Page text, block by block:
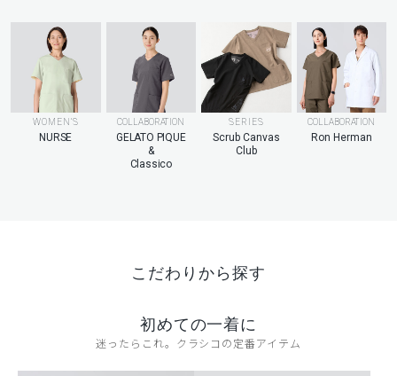
WOMEN’S
NURSE
COLLABORATION
GELATO PIQUE
&
Classico
SERIES
Scrub Canvas
Club
COLLABORATION
Ron Herman
こだわりから探す
初めての一着に
迷ったらこれ。クラシコの定番アイテム